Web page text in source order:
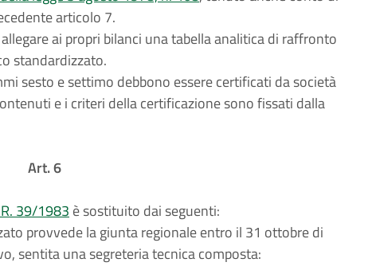
articolo 7.
ai propri bilanci una tabella analitica di raffronto
standardizzato.
sesto e settimo debbono essere certificati da società
e i criteri della certificazione sono fissati dalla
Art. 6
39/1983 è sostituito dai seguenti:
provvede la giunta regionale entro il 31 ottobre di
sentita una segreteria tecnica composta: